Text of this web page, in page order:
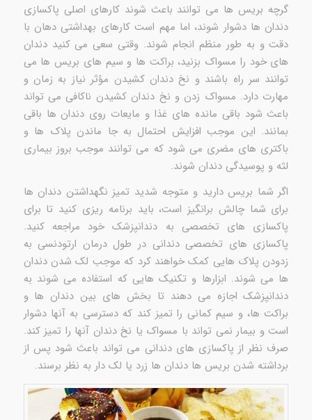
گرچه بریس ها می توانند باعث شوند کارهای اصلی پاکسازی
دندان ها دشوار شوند، اما مهم است کارهای بهداشتی دهان با
دقت و به طور منظم انجام شوند. وقتی سعی می کنید دندان
های خود را مسواک بزنید، براکت ها و سیم های بریس ها می
توانند سر راه باشند و نخ دندان کشیدن مؤثر نیاز به زمان و
مهارت دارد. مسواک زدن و نخ دندان کشیدن ناکافی می تواند
باعث شود باقی مانده های غذا و مایعات روی دندان ها باقی
بمانند. این موجب افزایش احتمال به جا ماندن پلاک ها و
باکتری های مضری می شود که می توانند موجب بروز بیماری
لثه و پوسیدگی دندان شوند.
اگر شما بریس دارید و متوجه شدید تمیز نگهداشتن دندان ها
برای شما چالش برانگیز است، باید برنامه ریزی کنید تا برای
پاکسازی های تخصصی به دندانپزشک خود مراجعه کنید.
پاکسازی های تخصصی دندانی در طول درمان ارتودنسی به
زدودن پلاک هایی کمک خواهند کرد که موجب لک شدن دندان
ها می شوند. ابزارها و تکنیک هایی که استفاده می شوند به
دندانپزشک اجازه می دهند تا بخش های بین دندان ها و
براکت ها، و سیم کمانی را تمیز کند که دسترسی به آنها دشوار
است و بیمار نمی تواند با مسواک یا نخ دندان آنها را تمیز کند.
صرف نظر از پاکسازی های دندانی می تواند باعث شود پس از
برداشته شدن بریس ها دندان ها زرد یا لک دار به نظر برسند.